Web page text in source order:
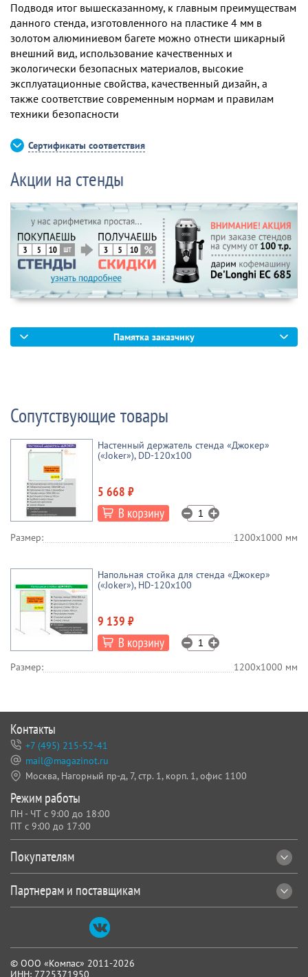
Подводя итог вышесказанному, к главным преимуществам
данного стенда, изготовленного на пластике 4 мм в
золотом алюминиевом багете можно отнести шикарный
внешний вид, использование качественных и
экологически безопасных материалов, высокие
эксплуатационные свойства, качественный дизайн, а
также соответствие современным нормам и правилам
техники безопасности
Сертификаты соответствия
Акции на стенды
Памятка заказчику
Сопутствующие товары
Настенный держатель стенда «Джокер»
(«Joker»), DD-120x100
5 668 ₽
Размер: 1200х1000 мм
Напольная стойка для стенда «Джокер»
(«Joker»), HD-120x100
9 139 ₽
Размер: 1200х1000 мм
© ООО «Компас» 2011-2026
ИНН: 7725371950
Покупателям
Партнерам и поставщикам
Контакты
+7 (495) 215-52-41
mail@magazinot.ru
Москва, Нагорный пр-д, 7, стр. 1, корп. 1, офис 1100
Режим работы
ПН - ЧТ с 9:00 до 18:00
ПТ с 9:00 до 17:00